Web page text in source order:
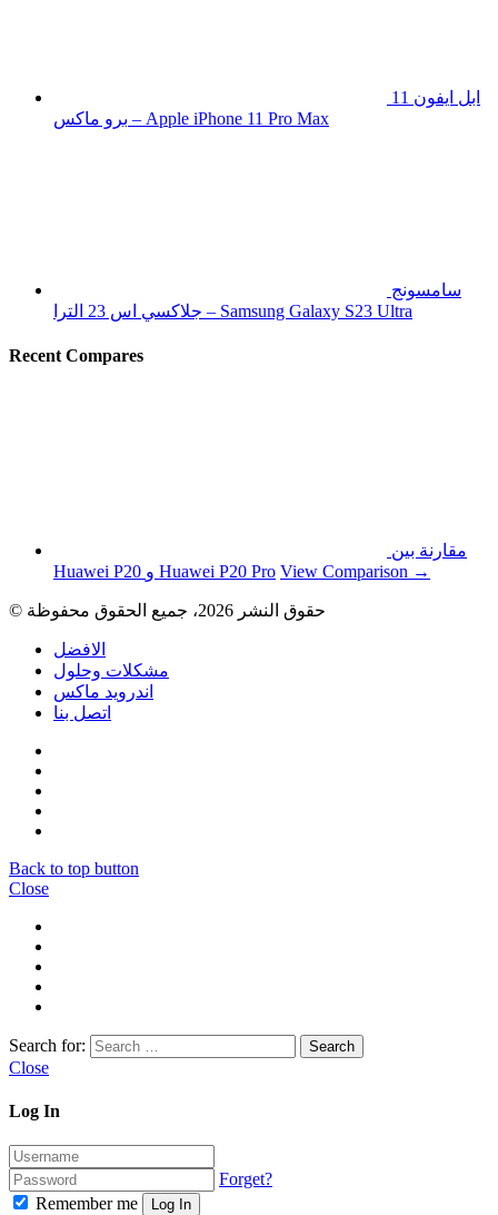
ابل ايفون 11
برو ماكس – Apple iPhone 11 Pro Max
سامسونج
جلاكسي اس 23 الترا – Samsung Galaxy S23 Ultra
Recent Compares
مقارنة بين
Huawei P20 و Huawei P20 Pro View Comparison →
الافضل
مشكلات وحلول
اندرويد ماكس
اتصل بنا
Back to top button
Close
Search for:
Close
Log In
Forget?
Remember me
Log In